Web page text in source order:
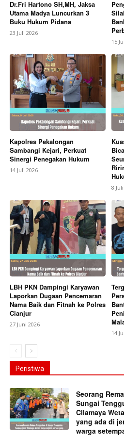
Dr.Fri Hartono SH,MH, Jaksa
Utama Madya Luncurkan 3
Buku Hukum Pidana
23 Juli 2026
15
Kapolres Pekalongan
Sambangi Kejari, Perkuat
Sinergi Penegakan Hukum
14 Juli 2026
8
LBH PKN Dampingi Karyawan
Laporkan Dugaan Pencemaran
Nama Baik dan Fitnah ke Polres
Cianjur
27 Juni 2026
14
Peristiwa
Seorang
Sungai
Cilamaya
yang ada di
warga